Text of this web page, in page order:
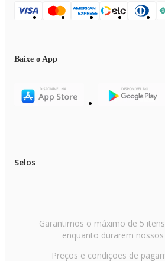
Baixe o App
Selos
Garantimos o máximo de 5
enquanto durarem
Preços e condições de